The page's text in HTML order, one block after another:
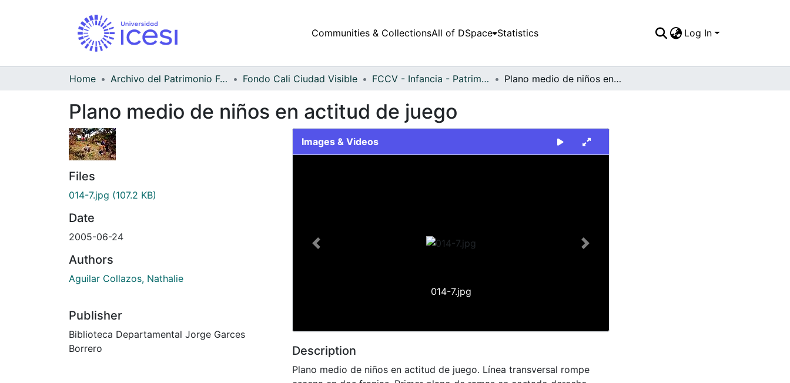
Communities & CollectionsAll of DSpace Statistics Log In
Home Archivo del Patrimonio Fotográfico y Fílmico del Valle del Cauca Fondo Cali Ciudad Visible FCCV - Infancia - Patrimonial Plano medio de niños en actitud de juego
Plano medio de niños en actitud de juego
Files
014-7.jpg (107.2 KB)
Date
2005-06-24
Authors
Aguilar Collazos, Nathalie
Publisher
Biblioteca Departamental Jorge Garces
Borrero
Images & Videos
014-7.jpg
Previous Next
Description
Plano medio de niños en actitud de juego. Línea transversal rompe